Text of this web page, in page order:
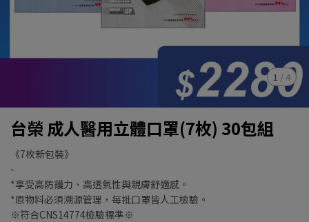
1 / 4
台榮 成人醫用立體口罩(7枚) 30包組
《7枚新包裝》
-
*享受高防護力、高透氣性與親膚舒適感。
*原物料必須溯源管理，每批口罩皆人工檢驗。
※符合CNS14774檢驗標準※